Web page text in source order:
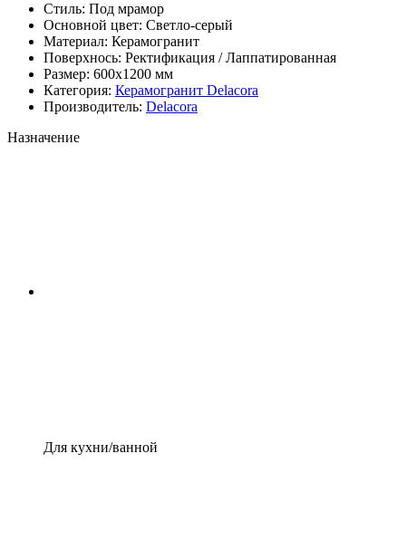
Стиль: Под мрамор
Основной цвет: Светло-серый
Материал: Керамогранит
Поверхнось: Ректификация / Лаппатированная
Размер: 600x1200 мм
Категория: Керамогранит Delacora
Производитель: Delacora
Назначение
Для кухни/ванной